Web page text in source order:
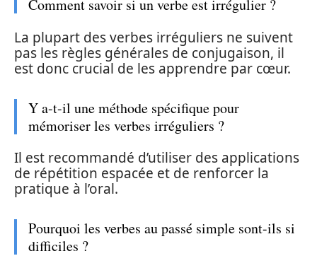
Comment savoir si un verbe est irrégulier ?
La plupart des verbes irréguliers ne suivent
pas les règles générales de conjugaison, il
est donc crucial de les apprendre par cœur.
Y a-t-il une méthode spécifique pour
mémoriser les verbes irréguliers ?
Il est recommandé d’utiliser des applications
de répétition espacée et de renforcer la
pratique à l’oral.
Pourquoi les verbes au passé simple sont-ils si
difficiles ?